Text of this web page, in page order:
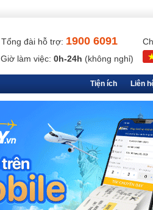
Tổng đài hỗ trợ: 1900 6091
Giờ làm việc: 0h-24h (không nghỉ)
Liên
Tiện ích